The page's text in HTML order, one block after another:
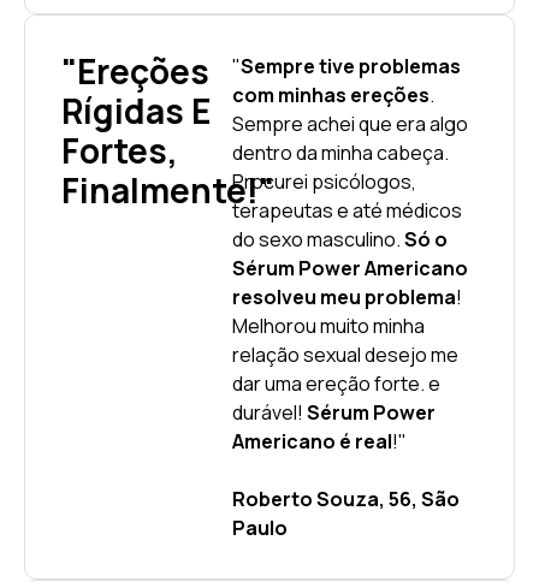
"Ereções
Rígidas E
Fortes,
Finalmente!"
"Sempre tive problemas
com minhas ereções.
Sempre achei que era algo
dentro da minha cabeça.
Procurei psicólogos,
terapeutas e até médicos
do sexo masculino.Só o
Sérum Power Americano
resolveu meu problema!
Melhorou muito minha
relação sexual desejo me
dar uma ereção forte. e
durável! Sérum Power
Americano é real!"
Roberto Souza, 56, São
Paulo